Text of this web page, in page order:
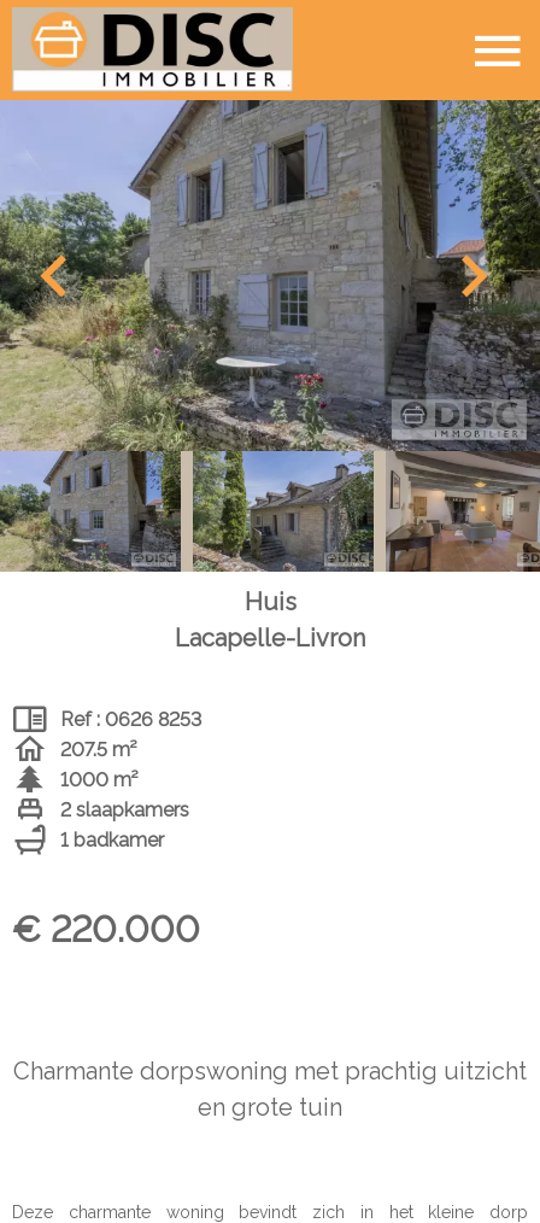
Huis
Lacapelle-Livron
Ref : 0626 8253
207.5 m²
1000 m²
2 slaapkamers
1 badkamer
€ 220.000
Charmante dorpswoning met prachtig uitzicht
en grote tuin
Deze charmante woning bevindt zich in het kleine dorp